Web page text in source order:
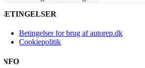
BETINGELSER
Betingelser for brug af autorep.dk
Cookiepolitik
INFO